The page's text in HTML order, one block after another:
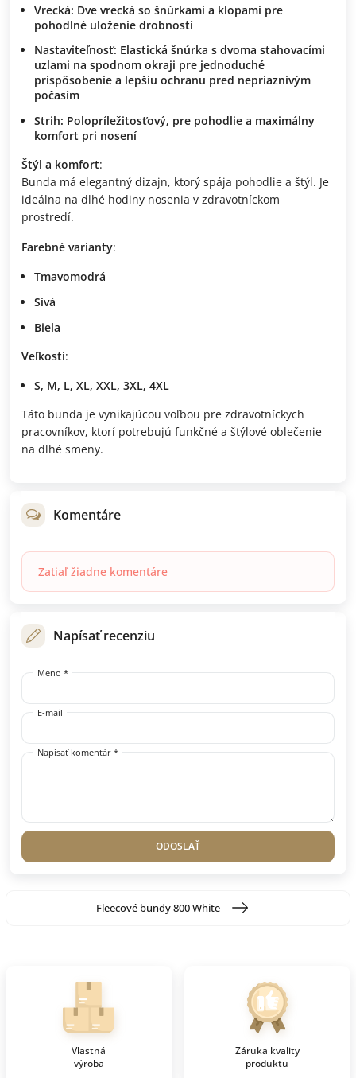
Vrecká: Dve vrecká so šnúrkami a klopami pre
pohodlné uloženie drobností
Nastaviteľnosť: Elastická šnúrka s dvoma stahovacími
uzlami na spodnom okraji pre jednoduché
prispôsobenie a lepšiu ochranu pred nepriaznivým
počasím
Strih: Polopríležitosťový, pre pohodlie a maximálny
komfort pri nosení
Štýl a komfort:
Bunda má elegantný dizajn, ktorý spája pohodlie a štýl. Je
ideálna na dlhé hodiny nosenia v zdravotníckom
prostredí.
Farebné varianty:
Tmavomodrá
Sivá
Biela
Veľkosti:
S, M, L, XL, XXL, 3XL, 4XL
Táto bunda je vynikajúcou voľbou pre zdravotníckych
pracovníkov, ktorí potrebujú funkčné a štýlové oblečenie
na dlhé smeny.
Komentáre
Zatiaľ žiadne komentáre
Napísať recenziu
Meno *
E-mail
Napísať komentár *
ODOSLAŤ
Fleecové bundy 800 White
Vlastná
výroba
Záruka kvality
produktu